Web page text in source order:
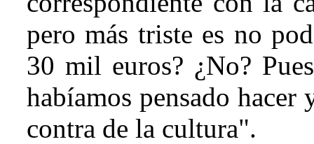
pero más triste es no
30 mil euros? ¿No?
habíamos pensado hacer
contra de la cultura".